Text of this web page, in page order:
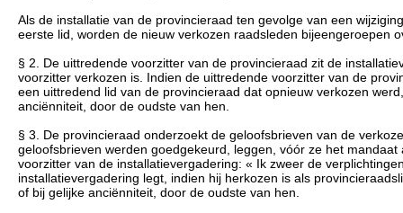
Als de installatie van de provincieraad ten gevolge van een
eerste lid, worden de nieuw verkozen raadsleden bijeengeroepen
§ 2. De uittredende voorzitter van de provincieraad zit de
voorzitter verkozen is. Indien de uittredende voorzitter van de
een uittredend lid van de provincieraad dat opnieuw verkozen
anciënniteit, door de oudste van hen.
§ 3. De provincieraad onderzoekt de geloofsbrieven van de
geloofsbrieven werden goedgekeurd, leggen, vóór ze het
voorzitter van de installatievergadering: « Ik zweer de
installatievergadering legt, indien hij herkozen is als
of bij gelijke anciënniteit, door de oudste van hen.